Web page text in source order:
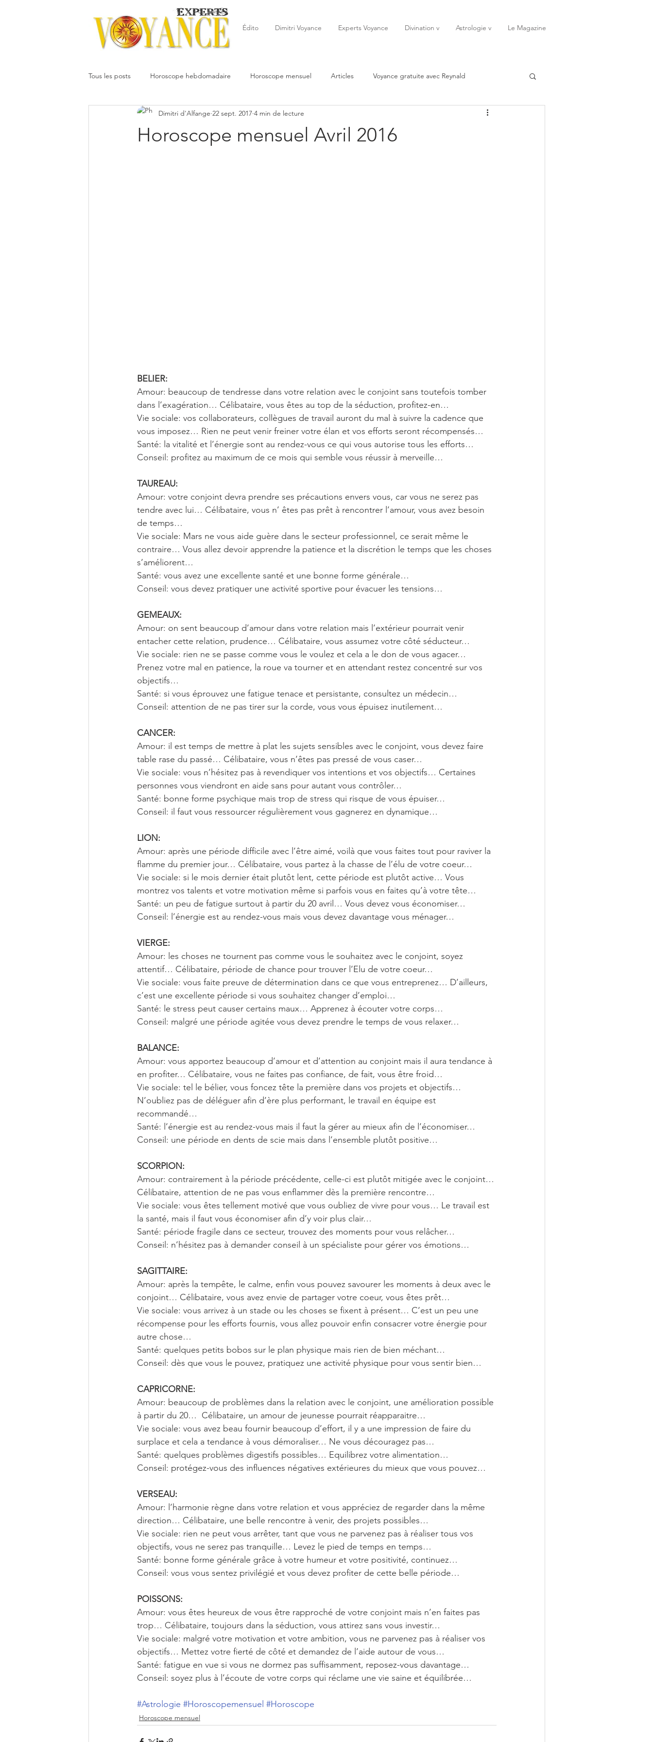
Édito Dimitri Voyance Experts Voyance Divination v Astrologie v Le Magazine
Tous les posts Horoscope hebdomadaire Horoscope mensuel Articles Voyance gratuite avec Reynald
Votre communauté Horoscope de la semaine Astrologie
Horoscope mensuel Avril 2016
Dimitri d'Alfange 22 sept. 2017 4 min de lecture
BELIER:
Amour: beaucoup de tendresse dans votre relation avec le conjoint sans toutefois tomber
dans l’exagération… Célibataire, vous êtes au top de la séduction, profitez-en…
Vie sociale: vos collaborateurs, collègues de travail auront du mal à suivre la cadence que
vous imposez… Rien ne peut venir freiner votre élan et vos efforts seront récompensés…
Santé: la vitalité et l’énergie sont au rendez-vous ce qui vous autorise tous les efforts…
Conseil: profitez au maximum de ce mois qui semble vous réussir à merveille…
TAUREAU:
Amour: votre conjoint devra prendre ses précautions envers vous, car vous ne serez pas
tendre avec lui… Célibataire, vous n’ êtes pas prêt à rencontrer l’amour, vous avez besoin
de temps…
Vie sociale: Mars ne vous aide guère dans le secteur professionnel, ce serait même le
contraire… Vous allez devoir apprendre la patience et la discrétion le temps que les choses
s’améliorent…
Santé: vous avez une excellente santé et une bonne forme générale…
Conseil: vous devez pratiquer une activité sportive pour évacuer les tensions…
GEMEAUX:
Amour: on sent beaucoup d’amour dans votre relation mais l’extérieur pourrait venir
entacher cette relation, prudence… Célibataire, vous assumez votre côté séducteur…
Vie sociale: rien ne se passe comme vous le voulez et cela a le don de vous agacer…
Prenez votre mal en patience, la roue va tourner et en attendant restez concentré sur vos
objectifs…
Santé: si vous éprouvez une fatigue tenace et persistante, consultez un médecin…
Conseil: attention de ne pas tirer sur la corde, vous vous épuisez inutilement…
CANCER:
Amour: il est temps de mettre à plat les sujets sensibles avec le conjoint, vous devez faire
table rase du passé… Célibataire, vous n’êtes pas pressé de vous caser…
Vie sociale: vous n’hésitez pas à revendiquer vos intentions et vos objectifs… Certaines
personnes vous viendront en aide sans pour autant vous contrôler…
Santé: bonne forme psychique mais trop de stress qui risque de vous épuiser…
Conseil: il faut vous ressourcer régulièrement vous gagnerez en dynamique…
LION:
Amour: après une période difficile avec l’être aimé, voilà que vous faites tout pour raviver la
flamme du premier jour… Célibataire, vous partez à la chasse de l’élu de votre coeur…
Vie sociale: si le mois dernier était plutôt lent, cette période est plutôt active… Vous
montrez vos talents et votre motivation même si parfois vous en faites qu’à votre tête…
Santé: un peu de fatigue surtout à partir du 20 avril… Vous devez vous économiser…
Conseil: l’énergie est au rendez-vous mais vous devez davantage vous ménager…
VIERGE:
Amour: les choses ne tournent pas comme vous le souhaitez avec le conjoint, soyez
attentif… Célibataire, période de chance pour trouver l’Elu de votre coeur…
Vie sociale: vous faite preuve de détermination dans ce que vous entreprenez… D’ailleurs,
c’est une excellente période si vous souhaitez changer d’emploi…
Santé: le stress peut causer certains maux… Apprenez à écouter votre corps…
Conseil: malgré une période agitée vous devez prendre le temps de vous relaxer…
BALANCE:
Amour: vous apportez beaucoup d’amour et d’attention au conjoint mais il aura tendance à
en profiter… Célibataire, vous ne faites pas confiance, de fait, vous être froid…
Vie sociale: tel le bélier, vous foncez tête la première dans vos projets et objectifs…
N’oubliez pas de déléguer afin d’ère plus performant, le travail en équipe est
recommandé…
Santé: l’énergie est au rendez-vous mais il faut la gérer au mieux afin de l’économiser…
Conseil: une période en dents de scie mais dans l’ensemble plutôt positive…
SCORPION:
Amour: contrairement à la période précédente, celle-ci est plutôt mitigée avec le conjoint…
Célibataire, attention de ne pas vous enflammer dès la première rencontre…
Vie sociale: vous êtes tellement motivé que vous oubliez de vivre pour vous… Le travail est
la santé, mais il faut vous économiser afin d’y voir plus clair…
Santé: période fragile dans ce secteur, trouvez des moments pour vous relâcher…
Conseil: n’hésitez pas à demander conseil à un spécialiste pour gérer vos émotions…
SAGITTAIRE:
Amour: après la tempête, le calme, enfin vous pouvez savourer les moments à deux avec le
conjoint… Célibataire, vous avez envie de partager votre coeur, vous êtes prêt…
Vie sociale: vous arrivez à un stade ou les choses se fixent à présent… C’est un peu une
récompense pour les efforts fournis, vous allez pouvoir enfin consacrer votre énergie pour
autre chose…
Santé: quelques petits bobos sur le plan physique mais rien de bien méchant…
Conseil: dès que vous le pouvez, pratiquez une activité physique pour vous sentir bien…
CAPRICORNE:
Amour: beaucoup de problèmes dans la relation avec le conjoint, une amélioration possible
à partir du 20…  Célibataire, un amour de jeunesse pourrait réapparaitre…
Vie sociale: vous avez beau fournir beaucoup d’effort, il y a une impression de faire du
surplace et cela a tendance à vous démoraliser… Ne vous découragez pas…
Santé: quelques problèmes digestifs possibles… Equilibrez votre alimentation…
Conseil: protégez-vous des influences négatives extérieures du mieux que vous pouvez…
VERSEAU:
Amour: l’harmonie règne dans votre relation et vous appréciez de regarder dans la même
direction… Célibataire, une belle rencontre à venir, des projets possibles…
Vie sociale: rien ne peut vous arrêter, tant que vous ne parvenez pas à réaliser tous vos
objectifs, vous ne serez pas tranquille… Levez le pied de temps en temps…
Santé: bonne forme générale grâce à votre humeur et votre positivité, continuez…
Conseil: vous vous sentez privilégié et vous devez profiter de cette belle période…
POISSONS:
Amour: vous êtes heureux de vous être rapproché de votre conjoint mais n’en faites pas
trop… Célibataire, toujours dans la séduction, vous attirez sans vous investir…
Vie sociale: malgré votre motivation et votre ambition, vous ne parvenez pas à réaliser vos
objectifs… Mettez votre fierté de côté et demandez de l’aide autour de vous…
Santé: fatigue en vue si vous ne dormez pas suffisamment, reposez-vous davantage…
Conseil: soyez plus à l’écoute de votre corps qui réclame une vie saine et équilibrée…
#Astrologie #Horoscopemensuel #Horoscope
Horoscope mensuel